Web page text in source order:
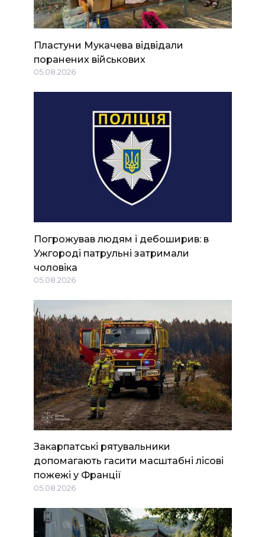
Пластуни Мукачева відвідали
поранених військових
05.08.2026
Погрожував людям і дебоширив: в
Ужгороді патрульні затримали
чоловіка
05.08.2026
Закарпатські рятувальники
допомагають гасити масштабні лісові
пожежі у Франції
05.08.2026